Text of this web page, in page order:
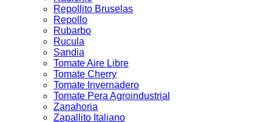
Repollito Bruselas
Repollo
Rubarbo
Rucula
Sandia
Tomate Aire Libre
Tomate Cherry
Tomate Invernadero
Tomate Pera Agroindustrial
Zanahoria
Zapallito Italiano